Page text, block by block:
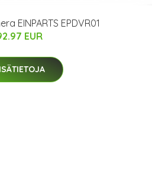
EINPARTS EPDVR01
EUR